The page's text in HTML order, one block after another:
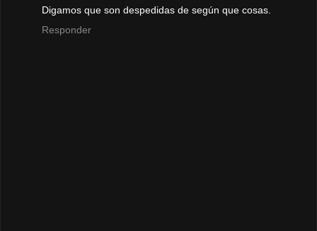
Digamos que son despedidas de según que cosas.
Responder